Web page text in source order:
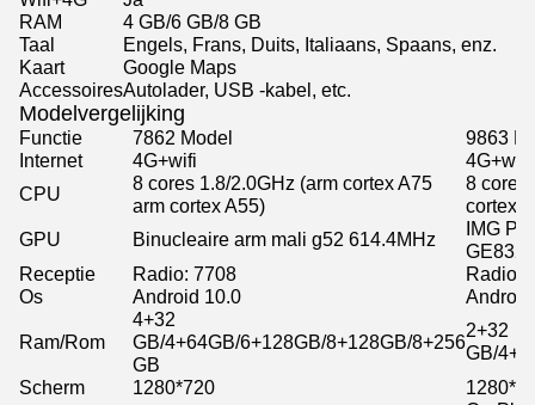
RAM
4 GB/6 GB/8 GB
Taal
Engels, Frans, Duits, Italiaans, Spaans, enz.
Kaart
Google Maps
AccessoiresAutolader, USB -kabel, etc.
Modelvergelijking
Functie 7862 Model
9863
Internet
4G+wifi
4G+wifi
CPU
8 cores 1.8/2.0GHz (arm cortex A75
arm cortex A55)
8 cores
cortex
GPU
Binucleaire arm mali g52 614.4MHz
IMG
GE8322
Receptie
Radio: 7708
Radio:
Os
Android 10.0
Ram/Rom
4+32
GB/4+64GB/6+128GB/8+128GB/8+256
GB
2+32
GB/
Scherm
1280*720